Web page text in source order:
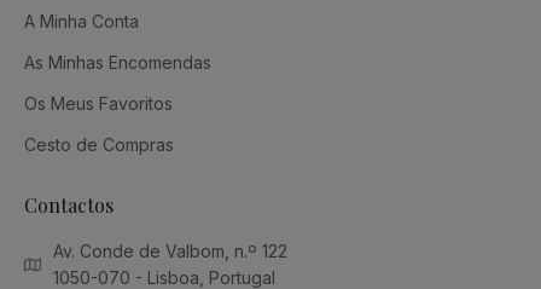
A Minha Conta
As Minhas Encomendas
Os Meus Favoritos
Cesto de Compras
Contactos
Av. Conde de Valbom, n.º 122
1050-070 - Lisboa, Portugal